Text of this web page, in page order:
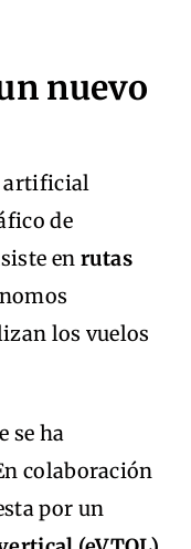
nuevo
artificial
de
en rutas
los vuelos
se ha
colaboración
por un